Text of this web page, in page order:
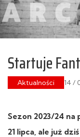
Startuje
Aktualności 14 /
Sezon 2023/24 na
21 lipca, ale już